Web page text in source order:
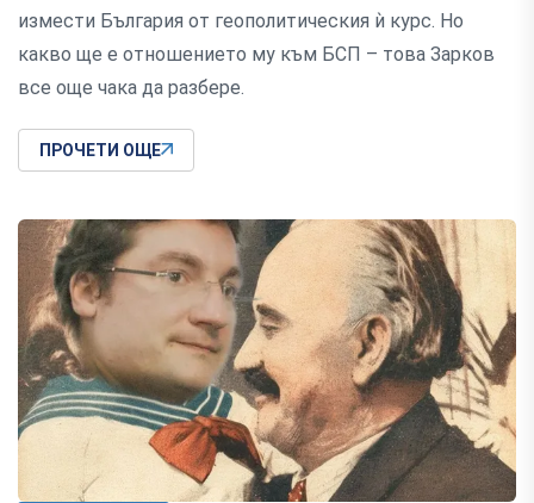
измести България от геополитическия ѝ курс. Но
какво ще е отношението му към БСП – това Зарков
все още чака да разбере.
ПРОЧЕТИ ОЩЕ